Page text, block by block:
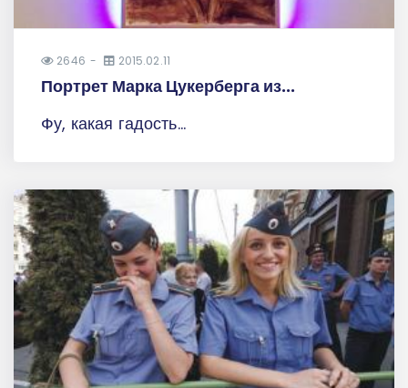
2646 2015.02.11
Портрет Марка Цукерберга из...
Фу, какая гадость...